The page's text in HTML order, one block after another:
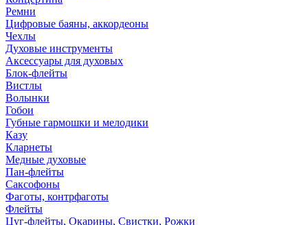
Ремни
Цифровые баяны, аккордеоны
Чехлы
Духовые инструменты
Аксессуары для духовых
Блок-флейты
Вистлы
Волынки
Гобои
Губные гармошки и мелодики
Казу
Кларнеты
Медные духовые
Пан-флейты
Саксофоны
Фаготы, контрфаготы
Флейты
Цуг-флейты, Окарины, Свистки, Рожки